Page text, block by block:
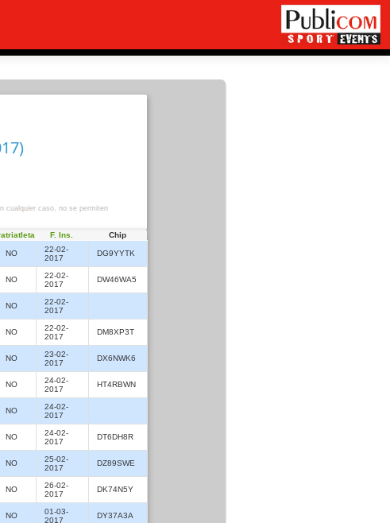
cualquier caso, no se permiten
F. Ins. Chip
NO
22-02-
2017
DG9YYTK
NO
22-02-
2017
DW46WA5
NO
22-02-
2017
NO
22-02-
2017
DM8XP3T
NO
23-02-
2017
DX6NWK6
NO
24-02-
2017
HT4RBWN
NO
24-02-
2017
NO
24-02-
2017
DT6DH8R
NO
25-02-
2017
DZ89SWE
NO
26-02-
2017
DK74N5Y
NO
01-03-
2017
DY37A3A